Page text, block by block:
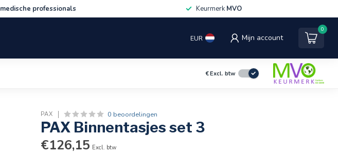
medische professionals Keurmerk MVO
EUR Mijn account
0
€Excl. btw
PAX 0 beoordelingen
PAX Binnentasjes set 3
€126,15 Excl. btw